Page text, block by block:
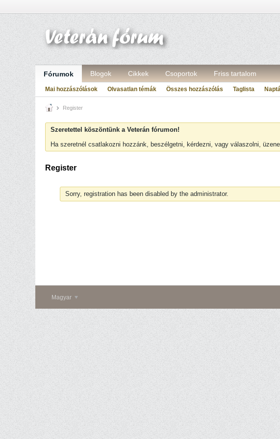
Fórumok Blogok Cikkek Csoportok Friss tartalom
Mai hozzászólások Olvasatlan témák Összes hozzászólás Taglista
Register
Szeretettel köszöntünk a Veterán fórumon!
Ha szeretnél csatlakozni hozzánk, beszélgetni, kérdezni, vagy válaszolni,
Register
Sorry, registration has been disabled by the administrator.
Magyar